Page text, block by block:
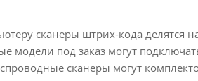
сканеры штрих-кода делятся
модели под заказ могут
сканеры могут